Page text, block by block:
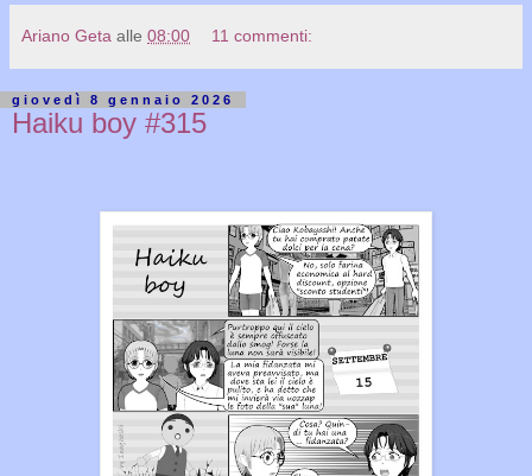
Ariano Geta alle 08:00 11 commenti:
giovedì 8 gennaio 2026
Haiku boy #315